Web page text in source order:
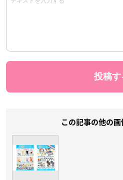
この記事の他の画